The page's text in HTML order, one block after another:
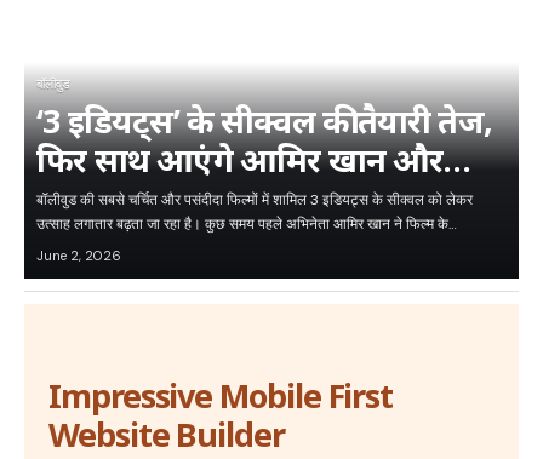
बॉलीवुड
‘3 इडियट्स’ के सीक्वल की तैयारी तेज,
फिर साथ आएंगे आमिर खान और
राजकुमार हिरानी
बॉलीवुड की सबसे चर्चित और पसंदीदा फिल्मों में शामिल 3 इडियट्स के सीक्वल को लेकर
उत्साह लगातार बढ़ता जा रहा है। कुछ समय पहले अभिनेता आमिर खान ने फिल्म के…
June 2, 2026
Impressive Mobile First
Website Builder